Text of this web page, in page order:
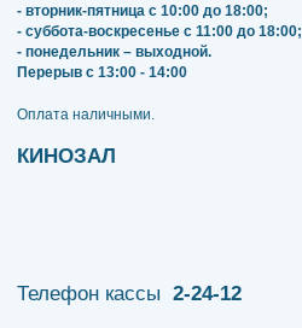
- вторник-пятница с 10:00 до 18:00;
- суббота-воскресенье с 11:00 до 18:00;
- понедельник – выходной.
Перерыв с 13:00 - 14:00
​​​​​​​Оплата наличными.
КИНОЗАЛ
Телефон кассы 2-24-12